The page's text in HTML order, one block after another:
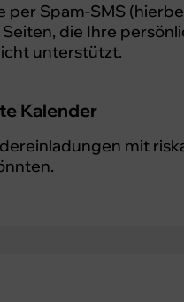
Spam-SMS
die Ihre
unterstützt.
Kalender
mit